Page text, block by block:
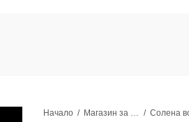
Начало Магазин за аквариумни рибки Солена